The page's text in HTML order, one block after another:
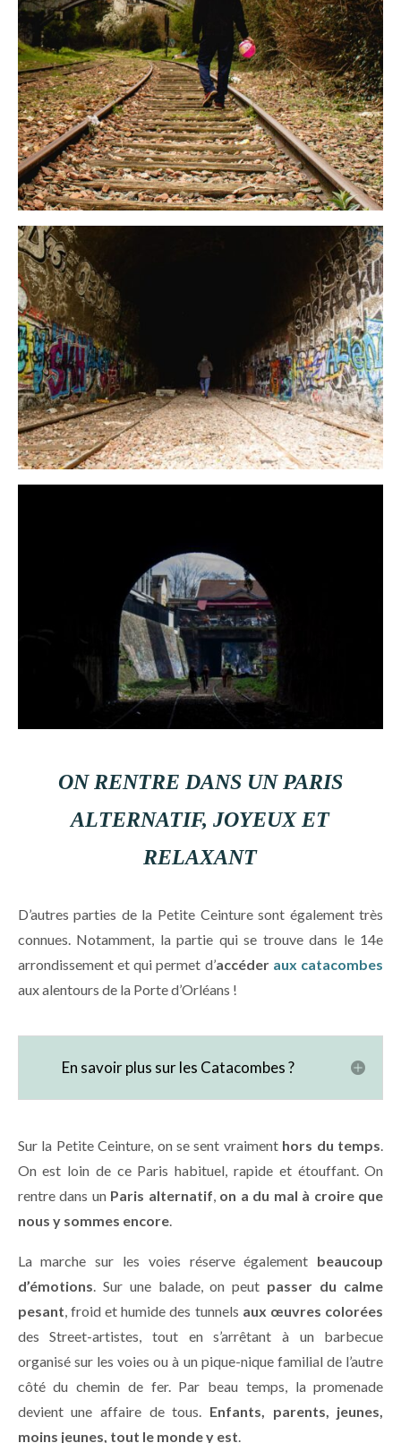
ON RENTRE DANS UN PARIS
ALTERNATIF, JOYEUX ET
RELAXANT
D’autres parties de la Petite Ceinture sont également très
connues. Notamment, la partie qui se trouve dans le 14e
arrondissement et qui permet d’accéder aux catacombes
aux alentours de la Porte d’Orléans !
En savoir plus sur les Catacombes ?
Sur la Petite Ceinture, on se sent vraiment hors du temps
On est loin de ce Paris habituel, rapide et étouffant. On
rentre dans un Paris alternatif on a du mal à croire que
nous y sommes encore.
La marche sur les voies réserve également beaucoup
d’émotions . Sur une balade, on peut passer du calme
pesant , froid et humide des tunnels aux œuvres colorées
des Street-artistes, tout en s’arrêtant à un barbecue
organisé sur les voies ou à un pique-nique familial de l’autre
côté du chemin de fer. Par beau temps, la promenade
devient une affaire de tous. Enfants, parents, jeunes,
moins jeunes, tout le monde y est